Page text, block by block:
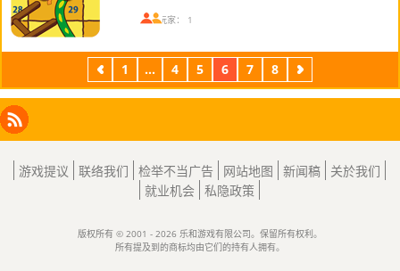
在线玩家： 1
上
一
1 ... 4 5 6 7 8
下
一
Facebook
Instagram
X
LinkedIn
RSS
游戏提议 联络我们 检举不当广告 网站地图 新闻稿
关於我们
就业机会 私隐政策
版权所有 © 2001 - 2026 乐和游戏有限公司。保留所有权利。
所有提及到的商标均由它们的持有人拥有。